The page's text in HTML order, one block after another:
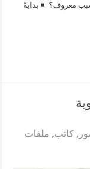
سبب معروف؟
بدايةً
, كاتب, ملفات